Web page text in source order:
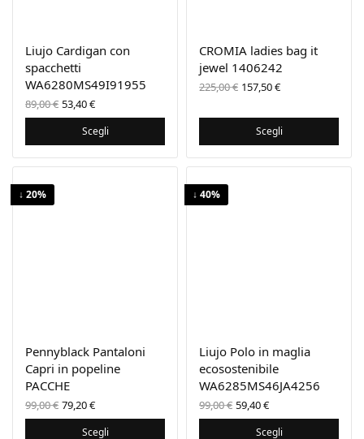
Liujo Cardigan con
spacchetti
WA6280MS49I91955
89,00€ Il prezzo
originale
era:
89,00 €.
53,40€Il
prezzo
attuale
è:
53,40 €.
Scegli
CROMIA ladies bag it
jewel 1406242
225,00€ Il prezzo
originale
225,00 €.
157,50€Il prezzo
157,50 €.
Scegli
↓ 20%
Pennyblack Pantaloni
Capri in popeline
PACCHE
99,00€ Il prezzo
originale
era:
79,20€Il
prezzo
attuale
Scegli
↓ 40%
Liujo Polo in maglia
ecosostenibile
WA6285MS46JA4256
99,00€ Il prezzo
originale
era:
59,40€Il
prezzo
attuale
Scegli